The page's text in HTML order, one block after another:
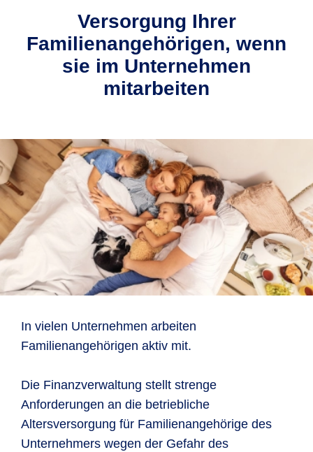
Versorgung Ihrer
Familienangehörigen, wenn
sie im Unternehmen
mitarbeiten
In vielen Unternehmen arbeiten
Familienangehörigen aktiv mit.
Die Finanzverwaltung stellt strenge
Anforderungen an die betriebliche
Altersversorgung für Familienangehörige des
Unternehmers wegen der Gefahr des